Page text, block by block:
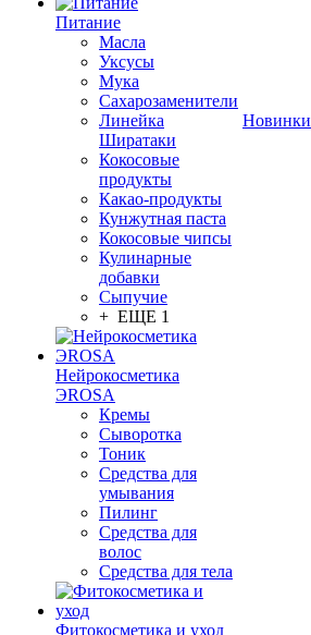
Питание
Масла
Уксусы
Мука
Сахарозаменители
Линейка
Ширатаки
Кокосовые
продукты
Какао-продукты
Кунжутная паста
Кокосовые чипсы
Кулинарные
добавки
Сыпучие
+ ЕЩЕ 1
Нейрокосметика
ЭROSA
Кремы
Сыворотка
Тоник
Средства для
умывания
Пилинг
Средства для
волос
Средства для тела
Фитокосметика и уход
Новинки